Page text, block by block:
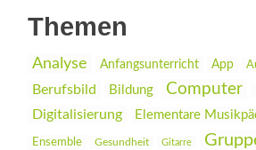
Themen
Analyse Anfangsunterricht App
Berufsbild Bildung Computer
Digitalisierung Elementare
Ensemble Gesundheit Gitarre